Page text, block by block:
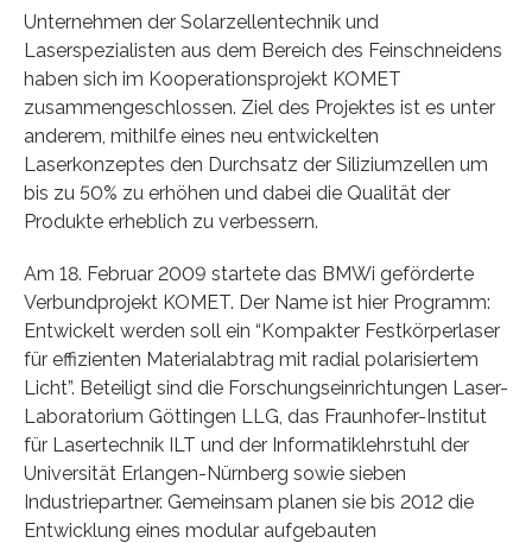
Unternehmen der Solarzellentechnik und
Laserspezialisten aus dem Bereich des Feinschneidens
haben sich im Kooperationsprojekt KOMET
zusammengeschlossen. Ziel des Projektes ist es unter
anderem, mithilfe eines neu entwickelten
Laserkonzeptes den Durchsatz der Siliziumzellen um
bis zu 50% zu erhöhen und dabei die Qualität der
Produkte erheblich zu verbessern.
Am 18. Februar 2009 startete das BMWi geförderte
Verbundprojekt KOMET. Der Name ist hier Programm:
Entwickelt werden soll ein “Kompakter Festkörperlaser
für effizienten Materialabtrag mit radial polarisiertem
Licht”. Beteiligt sind die Forschungseinrichtungen Laser-
Laboratorium Göttingen LLG, das Fraunhofer-Institut
für Lasertechnik ILT und der Informatiklehrstuhl der
Universität Erlangen-Nürnberg sowie sieben
Industriepartner. Gemeinsam planen sie bis 2012 die
Entwicklung eines modular aufgebauten